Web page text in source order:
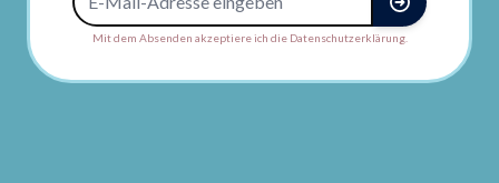
Mit dem Absenden akzeptiere ich die Datenschutzerklärung.